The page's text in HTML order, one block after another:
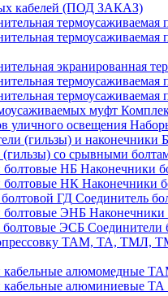
кабелей (ПОД ЗАКАЗ)
Наконечники
Наконечники
Соединитель
Соединители